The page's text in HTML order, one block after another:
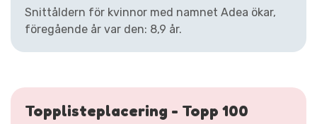
Snittåldern för kvinnor med namnet Adea ökar,
föregående år var den: 8,9 år.
Topplisteplacering - Topp 100